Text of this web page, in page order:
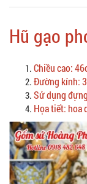
Hũ gạo
Chiều cao:
Đường kính:
Sử dụng
Họa tiết: hoa